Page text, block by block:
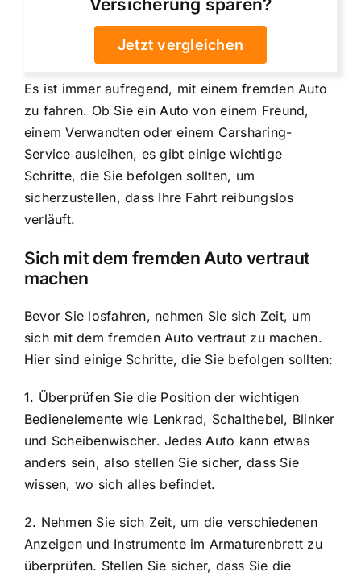
Versicherung sparen?
Jetzt vergleichen
Es ist immer aufregend, mit einem fremden Auto
zu fahren. Ob Sie ein Auto von einem Freund,
einem Verwandten oder einem Carsharing-
Service ausleihen, es gibt einige wichtige
Schritte, die Sie befolgen sollten, um
sicherzustellen, dass Ihre Fahrt reibungslos
verläuft.
Sich mit dem fremden Auto vertraut
machen
Bevor Sie losfahren, nehmen Sie sich Zeit, um
sich mit dem fremden Auto vertraut zu machen.
Hier sind einige Schritte, die Sie befolgen sollten:
1. Überprüfen Sie die Position der wichtigen
Bedienelemente wie Lenkrad, Schalthebel, Blinker
und Scheibenwischer. Jedes Auto kann etwas
anders sein, also stellen Sie sicher, dass Sie
wissen, wo sich alles befindet.
2. Nehmen Sie sich Zeit, um die verschiedenen
Anzeigen und Instrumente im Armaturenbrett zu
überprüfen. Stellen Sie sicher, dass Sie die